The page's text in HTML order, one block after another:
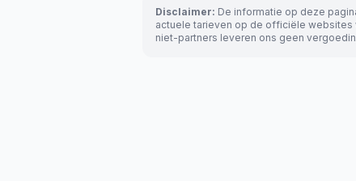
Disclaimer: De informatie op deze
actuele tarieven op de officiële websites
niet-partners leveren ons geen